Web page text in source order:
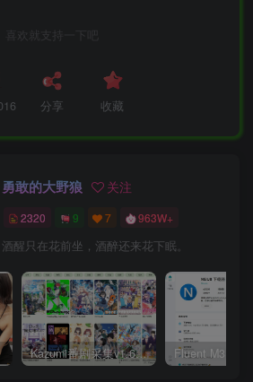
喜欢就支持一下吧
分享 收藏
勇敢的大野狼 关注
2320 9 7 963W+
酒醒只在花前坐，酒醉还来花下眠。
Kazumi番剧采集v1.6.9：支持自定义规则+在线观看+弹幕，跨平台下载